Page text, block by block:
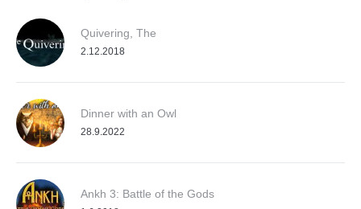
Quivering, The
2.12.2018
Dinner with an Owl
28.9.2022
Ankh 3: Battle of the Gods